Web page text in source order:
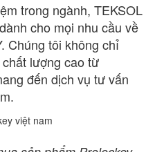
trong ngành, TEKSOL
cho mọi nhu cầu về
Chúng tôi không chỉ
lượng cao từ
đến dịch vụ tư vấn